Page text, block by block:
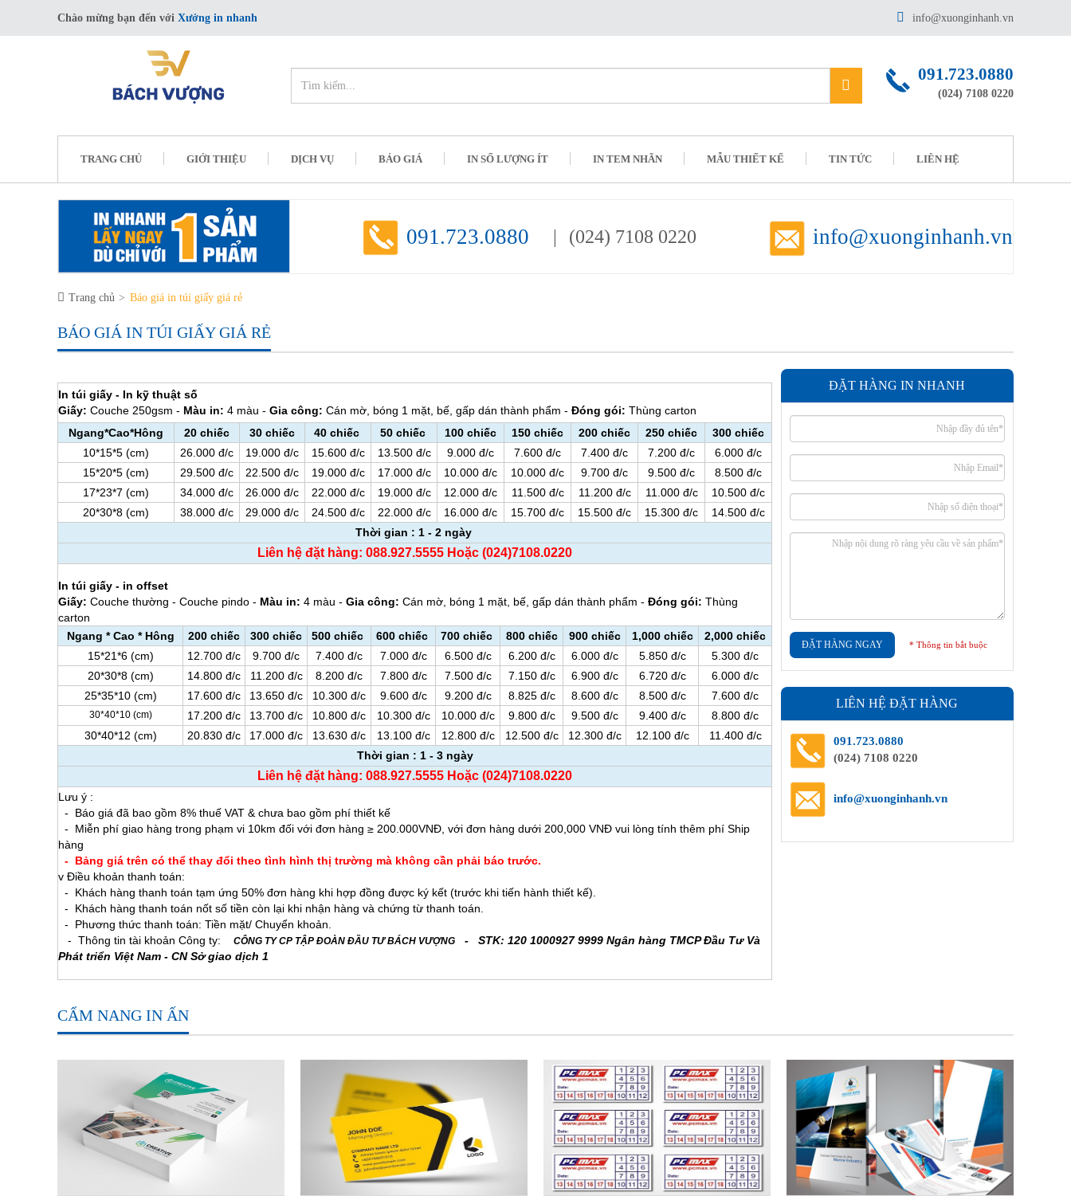
Chào mừng bạn đến với Xưởng in nhanh info@xuonginhanh.vn
091.723.0880
(024) 7108 0220
TRANG CHỦ GIỚI THIỆU DỊCH VỤ BÁO GIÁ IN SỐ LƯỢNG ÍT IN TEM NHÃN MẪU THIẾT KẾ TIN TỨC LIÊN HỆ
091.723.0880 (024) 7108 0220 info@xuonginhanh.vn
Trang chủ Báo giá in túi giấy giá rẻ
BÁO GIÁ IN TÚI GIẤY GIÁ RẺ
In túi giấy - In kỹ thuật số
Giấy: Couche 250gsm - Màu in: 4 màu - Gia công: Cán mờ, bóng 1 mặt, bế, gấp dán thành phẩm - Đóng gói: Thùng carton
Ngang*Cao*Hông
20 chiếc 30 chiếc 40 chiếc 50 chiếc 100 chiếc 150 chiếc 200 chiếc 250 chiếc
300 chiếc
10*15*5 (cm)
26.000 đ/c 19.000 đ/c 15.600 đ/c 13.500 đ/c 9.000 đ/c 7.600 đ/c 7.400 đ/c 7.200 đ/c
6.000 đ/c
15*20*5 (cm)
29.500 đ/c 22.500 đ/c 19.000 đ/c 17.000 đ/c 10.000 đ/c 10.000 đ/c 9.700 đ/c 9.500 đ/c
8.500 đ/c
17*23*7 (cm)
34.000 đ/c 26.000 đ/c 22.000 đ/c 19.000 đ/c 12.000 đ/c 11.500 đ/c 11.200 đ/c 11.000 đ/c
10.500 đ/c
20*30*8 (cm)
38.000 đ/c 29.000 đ/c 24.500 đ/c 22.000 đ/c 16.000 đ/c 15.700 đ/c 15.500 đ/c 15.300 đ/c
14.500 đ/c
Thời gian : 1 - 2 ngày
Liên hệ đặt hàng: 088.927.5555 Hoặc (024)7108.0220
In túi giấy - in offset
Giấy: Couche thường - Couche pindo - Màu in: 4 màu - Gia công: Cán mờ, bóng 1 mặt, bế, gấp dán thành phẩm - Đóng gói: Thùng
carton
Ngang * Cao * Hông
200 chiếc 300 chiếc 500 chiếc 600 chiếc 700 chiếc 800 chiếc 900 chiếc 1,000 chiếc
2,000 chiếc
15*21*6 (cm)
12.700 đ/c 9.700 đ/c 7.400 đ/c 7.000 đ/c 6.500 đ/c 6.200 đ/c 6.000 đ/c 5.850 đ/c
5.300 đ/c
20*30*8 (cm)
14.800 đ/c 11.200 đ/c 8.200 đ/c 7.800 đ/c 7.500 đ/c 7.150 đ/c 6.900 đ/c 6.720 đ/c
6.000 đ/c
25*35*10 (cm)
17.600 đ/c 13.650 đ/c 10.300 đ/c 9.600 đ/c 9.200 đ/c 8.825 đ/c 8.600 đ/c 8.500 đ/c 7.600 đ/c
30*40*10 (cm) 17.200 đ/c 13.700 đ/c 10.800 đ/c 10.300 đ/c 10.000 đ/c 9.800 đ/c 9.500 đ/c 9.400 đ/c
8.800 đ/c
30*40*12 (cm)
20.830 đ/c 17.000 đ/c 13.630 đ/c 13.100 đ/c 12.800 đ/c 12.500 đ/c 12.300 đ/c 12.100 đ/c
11.400 đ/c
Thời gian : 1 - 3 ngày
Liên hệ đặt hàng: 088.927.5555 Hoặc (024)7108.0220
Lưu ý :
- Báo giá đã bao gồm 8% thuế VAT & chưa bao gồm phí thiết kế
- Miễn phí giao hàng trong phạm vi 10km đối với đơn hàng ≥ 200.000VNĐ, với đơn hàng dưới 200,000 VNĐ vui lòng tính thêm phí Ship
hàng
- Bảng giá trên có thể thay đổi theo tình hình thị trường mà không cần phải báo trước.
v Điều khoản thanh toán:
- Khách hàng thanh toán tạm ứng 50% đơn hàng khi hợp đồng được ký kết (trước khi tiến hành thiết kế).
- Khách hàng thanh toán nốt số tiền còn lại khi nhận hàng và chứng từ thanh toán.
- Phương thức thanh toán: Tiền mặt/ Chuyển khoản.
- Thông tin tài khoản Công ty: CÔNG TY CP TẬP ĐOÀN ĐẦU TƯ BÁCH VƯỢNG - STK: 120 1000927 9999 Ngân hàng TMCP Đầu Tư Và
Phát triển Việt Nam - CN Sở giao dịch 1
ĐẶT HÀNG IN NHANH
ĐẶT HÀNG NGAY * Thông tin bắt buộc
LIÊN HỆ ĐẶT HÀNG
091.723.0880
(024) 7108 0220
info@xuonginhanh.vn
CẨM NANG IN ẤN